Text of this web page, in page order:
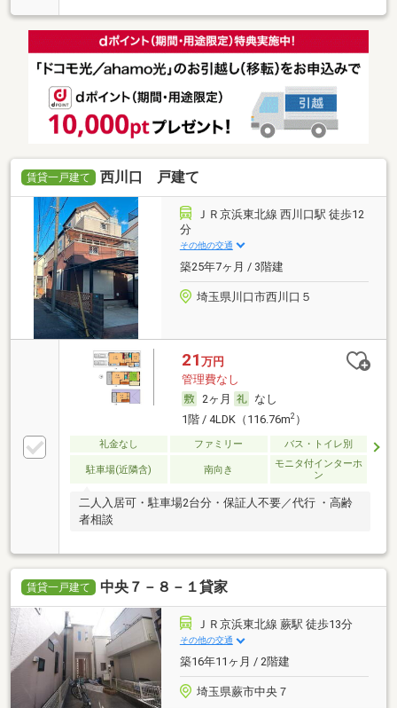
賃貸一戸建て 西川口 戸建て
ＪＲ京浜東北線 西川口駅 徒歩12
分
その他の交通
築25年7ヶ月 / 3階建
埼玉県川口市西川口５
21 万円
管理費なし
2ヶ月
なし
1階 / 4LDK（116.76m2）
礼金なし ファミリー バス・トイレ別
駐車場(近隣含) 南向き
モニタ付インターホ
ン
二人入居可・駐車場2台分・保証人不要／代行 ・高齢
者相談
賃貸一戸建て 中央７－８－１貸家
ＪＲ京浜東北線 蕨駅 徒歩13分
その他の交通
築16年11ヶ月 / 2階建
埼玉県蕨市中央７